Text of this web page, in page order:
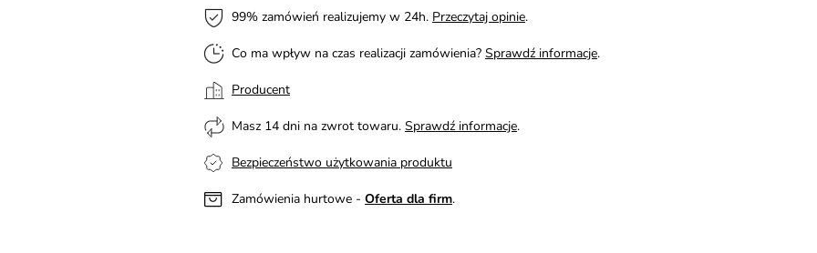
99% zamówień realizujemy w 24h. Przeczytaj opinie.
Co ma wpływ na czas realizacji zamówienia? Sprawdź informacje.
Producent
Masz 14 dni na zwrot towaru. Sprawdź informacje.
Bezpieczeństwo użytkowania produktu
Zamówienia hurtowe - Oferta dla firm.